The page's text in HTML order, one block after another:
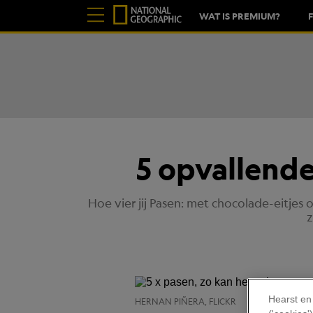
WAT IS PREMIUM?
5
Hoe vier jij Pasen: met chocolade-eitjes
HERNAN PIÑERA, FLICKR
Hearst